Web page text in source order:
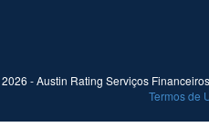
2026 - Austin Rating Serviços
Termos de